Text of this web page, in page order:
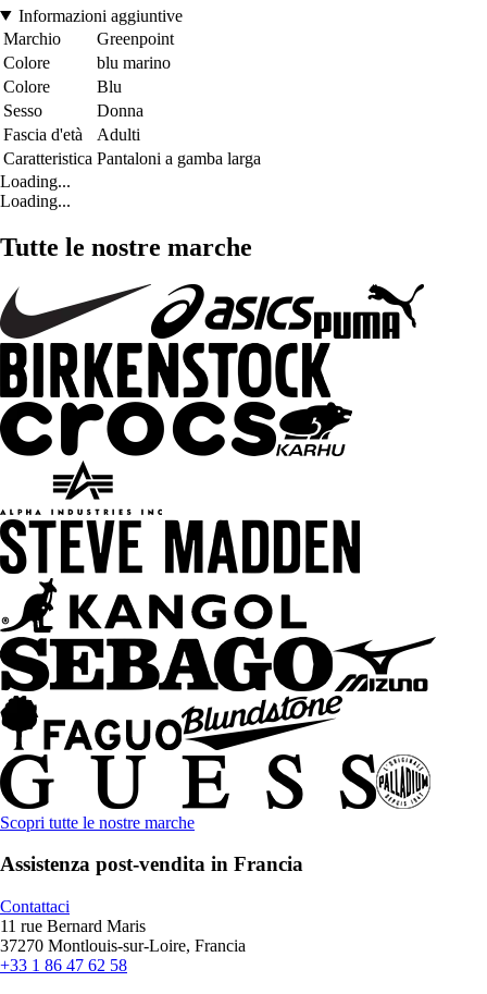
Informazioni aggiuntive
Marchio
Greenpoint
Colore
blu marino
Colore
Blu
Sesso
Donna
Fascia d'età
Adulti
Caratteristica Pantaloni a gamba larga
Loading...
Loading...
Tutte le nostre marche
Scopri tutte le nostre marche
Assistenza post-vendita in Francia
Contattaci
11 rue Bernard Maris
37270 Montlouis-sur-Loire, Francia
+33 1 86 47 62 58